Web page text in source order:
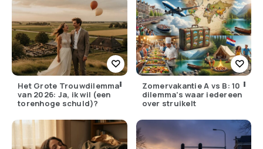
Het Grote Trouwdilemma
van 2026: Ja, ik wil (een
torenhoge schuld)?
Zomervakantie A vs B: 10
dilemma’s waar iedereen
over struikelt